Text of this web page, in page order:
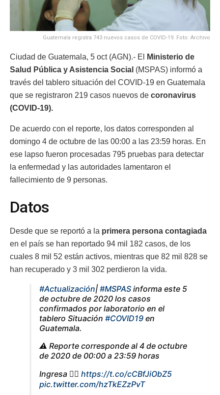
Guatemala registra 743 nuevos casos de COVID-19. Foto: Archivo
Ciudad de Guatemala, 5 oct (AGN).- El
Ministerio de
Salud Pública y Asistencia Social (MSPAS) informó a
través del tablero situación del COVID-19 en Guatemala
que se registraron 219 casos nuevos de coronavirus
(COVID-19).
De acuerdo con el reporte, los datos corresponden al
domingo 4 de octubre de las 00:00 a las 23:59 horas. En
ese lapso fueron procesadas 795 pruebas para detectar
la enfermedad y las autoridades lamentaron el
fallecimiento de 9 personas.
Datos
Desde que se reportó a la primera persona contagiada
en el país se han reportado 94 mil 182 casos, de los
cuales 8 mil 52 están activos, mientras que 82 mil 828 se
han recuperado y 3 mil 302 perdieron la vida.
#Actualización| #MSPAS informa este 5
de octubre de 2020 los casos
confirmados por laboratorio en el
tablero Situación #COVID19 en
Guatemala.
⚠️ Reporte corresponde al 4 de octubre
de 2020 de 00:00 a 23:59 horas
Ingresa 👉🏻 https://t.co/cCBfJiObZ5
pic.twitter.com/hzTkEZzPvT